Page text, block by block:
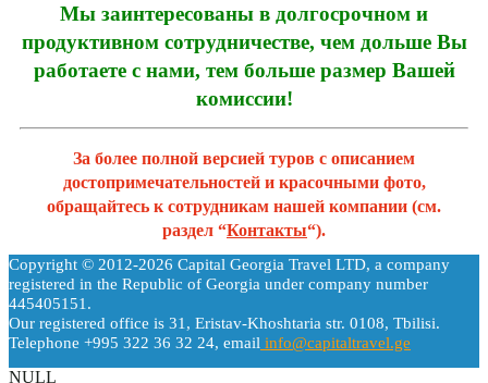
Мы заинтересованы в долгосрочном и
продуктивном сотрудничестве, чем дольше Вы
работаете с нами, тем больше размер Вашей
комиссии!
За более полной версией туров с описанием
достопримечательностей и красочными фото,
обращайтесь к сотрудникам нашей компании (см.
раздел “Контакты“).
Copyright © 2012-2026 Capital Georgia Travel LTD, a company
registered in the Republic of Georgia under company number
445405151.
Our registered office is 31, Eristav-Khoshtaria str. 0108, Tbilisi.
Telephone +995 322 36 32 24, email info@capitaltravel.ge
NULL